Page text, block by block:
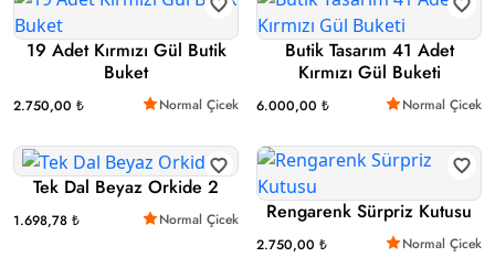
19 Adet Kırmızı Gül Butik
Buket
2.750,00 ₺ Normal Çicek
Butik Tasarım 41 Adet
Kırmızı Gül Buketi
6.000,00 ₺ Normal Çicek
Tek Dal Beyaz Orkide 2
1.698,78 ₺ Normal Çicek Rengarenk Sürpriz Kutusu
2.750,00 ₺ Normal Çicek